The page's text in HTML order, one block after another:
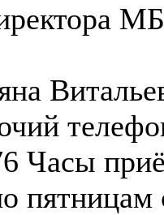
Часы
пятницам